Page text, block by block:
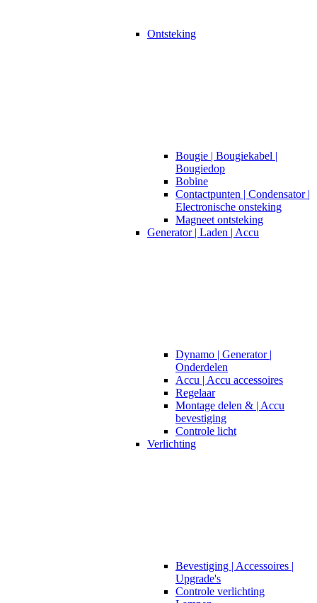
Ontsteking
Bougie | Bougiekabel |
Bougiedop
Bobine
Contactpunten | Condensator |
Electronische onsteking
Magneet ontsteking
Generator | Laden | Accu
Dynamo | Generator |
Onderdelen
Accu | Accu accessoires
Regelaar
Montage delen & | Accu
bevestiging
Controle licht
Verlichting
Bevestiging | Accessoires |
Upgrade's
Controle verlichting